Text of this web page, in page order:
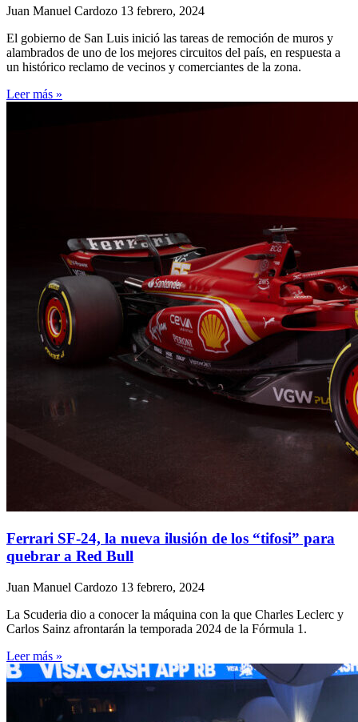
Juan Manuel Cardozo 13 febrero, 2024
El gobierno de San Luis inició las tareas de remoción de muros y
alambrados de uno de los mejores circuitos del país, en respuesta a
un histórico reclamo de vecinos y comerciantes de la zona.
Leer más »
Ferrari SF-24, la nueva ilusión de los “tifosi” para
quebrar a Red Bull
Juan Manuel Cardozo 13 febrero, 2024
La Scuderia dio a conocer la máquina con la que Charles Leclerc y
Carlos Sainz afrontarán la temporada 2024 de la Fórmula 1.
Leer más »